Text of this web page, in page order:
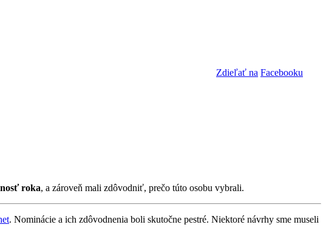
Zdieľať na Facebooku
roka, a zároveň mali zdôvodniť, prečo túto osobu vybrali.
. Nominácie a ich zdôvodnenia boli skutočne pestré. Niektoré návrhy sme museli